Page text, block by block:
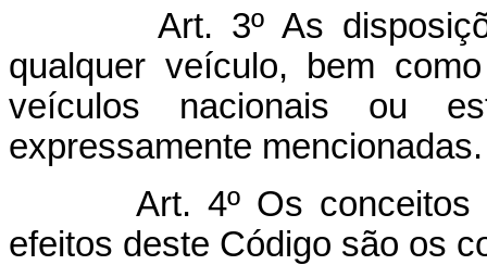
Art. 3º As disposições
qualquer veículo, bem
veículos nacionais ou
expressamente mencionadas.
Art. 4º Os conceitos e
efeitos deste Código são os